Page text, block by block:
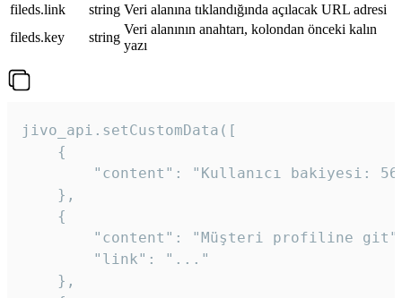
fileds.link
string Veri alanına tıklandığında açılacak URL adresi
fileds.key
string
Veri alanının anahtarı, kolondan önceki kalın
yazı
jivo_api.setCustomData([
    {
"content": "Kullanıcı bakiyesi:
    },
    {
"content": "Müşteri profiline
        "link": "..."
    },